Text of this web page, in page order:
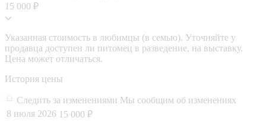
15 000 ₽
Указанная стоимость в любимцы (в семью). Уточняйте у
продавца доступен ли питомец в разведение, на выставку.
Цена может отличаться.
История цены
Следить за изменениями Мы сообщим об изменениях
8 июля 2026 15 000 ₽